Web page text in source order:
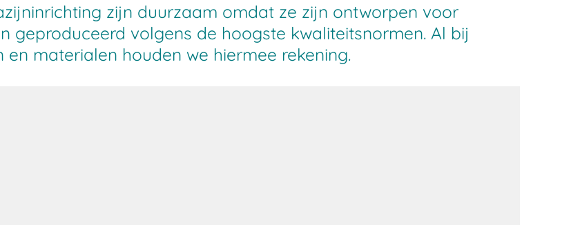
zijn duurzaam omdat ze zijn ontworpen voor
geproduceerd volgens de hoogste kwaliteitsnormen. Al bij
materialen houden we hiermee rekening.